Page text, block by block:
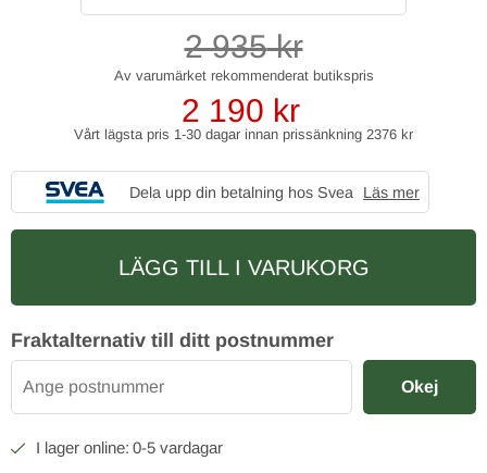
2 935kr
2 190 kr
Vårt lägsta pris 1-30 dagar innan prissänkning 2376 kr
Dela upp din betalning hos Svea Läs mer
LÄGG TILL I VARUKORG
Fraktalternativ till ditt postnummer
Okej
0-5 vardagar